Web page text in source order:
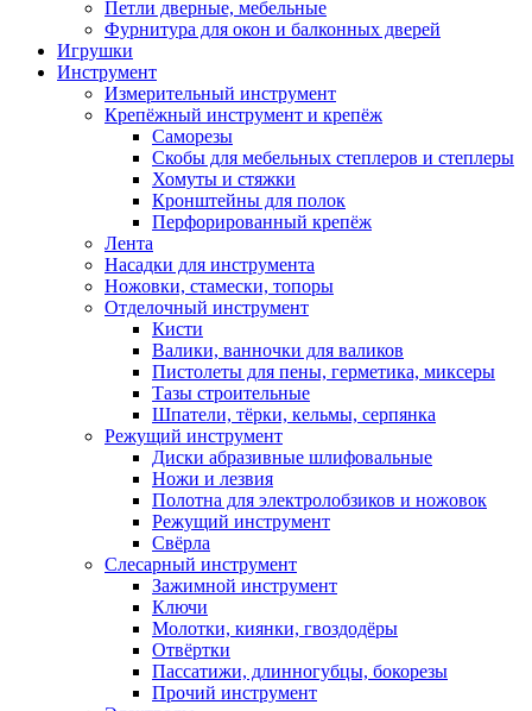
Петли дверные, мебельные
Фурнитура для окон и балконных дверей
Игрушки
Инструмент
Измерительный инструмент
Крепёжный инструмент и крепёж
Саморезы
Скобы для мебельных степлеров и степлеры
Хомуты и стяжки
Кронштейны для полок
Перфорированный крепёж
Лента
Насадки для инструмента
Ножовки, стамески, топоры
Отделочный инструмент
Кисти
Валики, ванночки для валиков
Пистолеты для пены, герметика, миксеры
Тазы строительные
Шпатели, тёрки, кельмы, серпянка
Режущий инструмент
Диски абразивные шлифовальные
Ножи и лезвия
Полотна для электролобзиков и ножовок
Режущий инструмент
Свёрла
Слесарный инструмент
Зажимной инструмент
Ключи
Молотки, киянки, гвоздодёры
Отвёртки
Пассатижи, длинногубцы, бокорезы
Прочий инструмент